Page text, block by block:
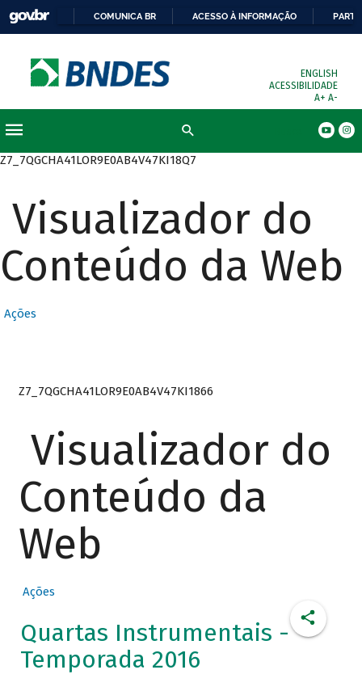
COMUNICA BR ACESSO À INFORMAÇÃO
ENGLISH
ACESSIBILIDADE
A+ A-
Z7_7QGCHA41LOR9E0AB4V47KI18Q7
Visualizador do
Conteúdo da Web
Ações
Z7_7QGCHA41LOR9E0AB4V47KI1866
Visualizador do
Conteúdo da
Web
Ações
Quartas Instrumentais -
Temporada 2016